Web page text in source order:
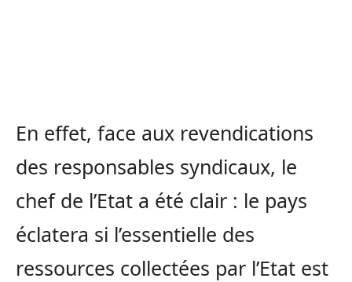
En effet, face aux revendications
des responsables syndicaux, le
chef de l’Etat a été clair : le pays
éclatera si l’essentielle des
ressources collectées par l’Etat est